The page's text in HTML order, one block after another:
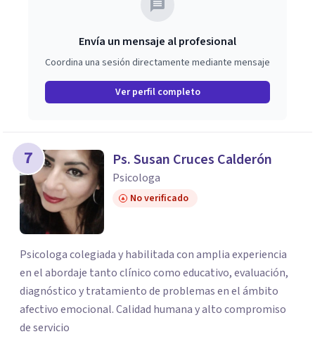
Envía un mensaje al profesional
Coordina una sesión directamente mediante mensaje
Ver perfil completo
7 Ps. Susan Cruces Calderón
Psicologa
No verificado
Psicologa colegiada y habilitada con amplia experiencia
en el abordaje tanto clínico como educativo, evaluación,
diagnóstico y tratamiento de problemas en el ámbito
afectivo emocional. Calidad humana y alto compromiso
de servicio